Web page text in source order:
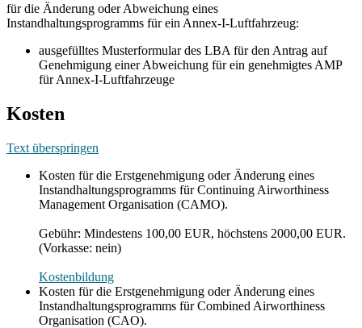
für die Änderung oder Abweichung eines
Instandhaltungsprogramms für ein Annex-I-Luftfahrzeug:
ausgefülltes Musterformular des LBA für den Antrag auf
Genehmigung einer Abweichung für ein genehmigtes AMP
für Annex-I-Luftfahrzeuge
Kosten
Text überspringen
Kosten für die Erstgenehmigung oder Änderung eines
Instandhaltungsprogramms für Continuing Airworthiness
Management Organisation (CAMO).
Gebühr: Mindestens 100,00 EUR, höchstens 2000,00 EUR.
(Vorkasse: nein)
Kostenbildung
Kosten für die Erstgenehmigung oder Änderung eines
Instandhaltungsprogramms für Combined Airworthiness
Organisation (CAO).